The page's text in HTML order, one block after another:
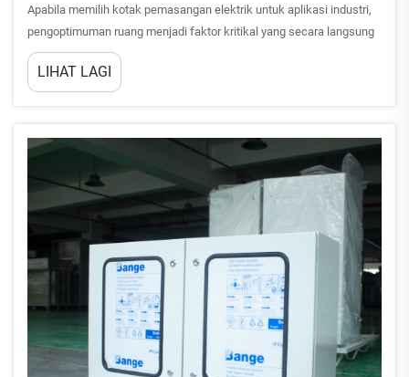
Apabila memilih kotak pemasangan elektrik untuk aplikasi industri,
pengoptimuman ruang menjadi faktor kritikal yang secara langsung
mempengaruhi kecekapan operasi dan pematuhan keselamatan.
Pilihan antara pilihan kotak pemasangan berdiri di lantai dan kotak
pemasangan dipasang di dinding al...
LIHAT LAGI